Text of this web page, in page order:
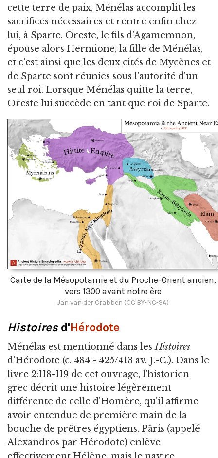
cette terre de paix, Ménélas accomplit les
sacrifices nécessaires et rentre enfin chez
lui, à Sparte. Oreste, le fils d'Agamemnon,
épouse alors Hermione, la fille de Ménélas,
et c'est ainsi que les deux cités de Mycènes et
de Sparte sont réunies sous l'autorité d'un
seul roi. Lorsque Ménélas quitte la terre,
Oreste lui succède en tant que roi de Sparte.
Carte de la Mésopotamie et du Proche-Orient ancien,
vers 1300 avant notre ère
Jan van der Crabben (CC BY-NC-SA)
Histoiresd'Hérodote
Ménélas est mentionné dans lesHistoires
d'Hérodote (c. 484 - 425/413 av. J.-C.). Dans le
livre 2:118-119 de cet ouvrage, l'historien
grec décrit une histoire légèrement
différente de celle d'Homère, qu'il affirme
avoir entendue de première main de la
bouche de prêtres égyptiens. Pâris (appelé
Alexandros par Hérodote) enlève